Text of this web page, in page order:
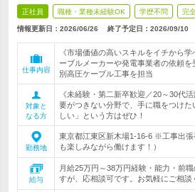
正社員 職種・業種未経験OK 学歴不問 完
情報更新日：2026/06/26 終了予定日： 2026/09/10
仕事内容
《市場価値の高いスキルをイチから
ーブルメーカーや発電事業者の依頼
別高圧ケーブル工事を担当
対象と
なる方
《未経験・第二新卒歓迎／20～30
要がつきない分野で、手に職をつけ
しい」という方はぜひ！
勤務地
東京都江東区新木場1-16-6 ※工事出
も楽しみながら働けます！）
給与
月給25万円～38万円経験・能力・前
すが、応相談可です。お気軽にご相談